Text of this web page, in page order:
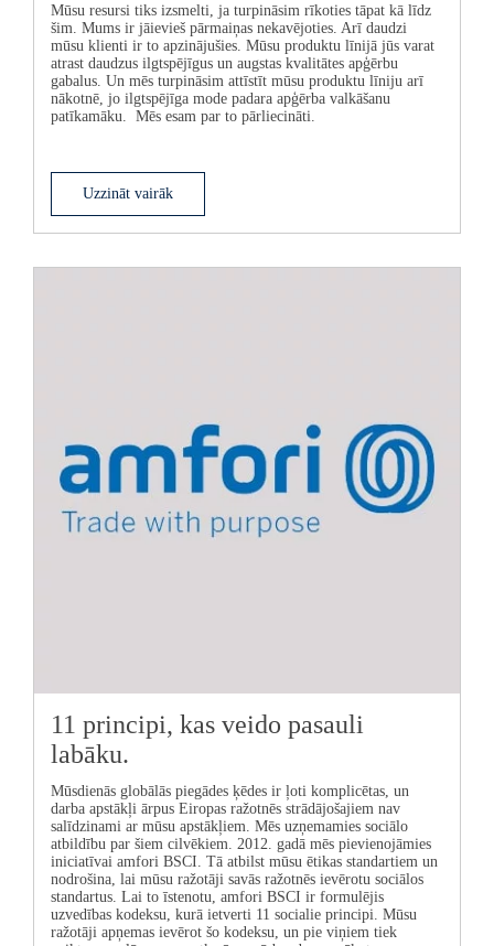
Mūsu resursi tiks izsmelti, ja turpināsim rīkoties tāpat kā līdz
šim. Mums ir jāievieš pārmaiņas nekavējoties. Arī daudzi
mūsu klienti ir to apzinājušies. Mūsu produktu līnijā jūs varat
atrast daudzus ilgtspējīgus un augstas kvalitātes apģērbu
gabalus. Un mēs turpināsim attīstīt mūsu produktu līniju arī
nākotnē, jo ilgtspējīga mode padara apģērba valkāšanu
patīkamāku. Mēs esam par to pārliecināti.
Uzzināt vairāk
11 principi, kas veido pasauli
labāku.
Mūsdienās globālās piegādes ķēdes ir ļoti komplicētas, un
darba apstākļi ārpus Eiropas ražotnēs strādājošajiem nav
salīdzinami ar mūsu apstākļiem. Mēs uzņemamies sociālo
atbildību par šiem cilvēkiem. 2012. gadā mēs pievienojāmies
iniciatīvai amfori BSCI. Tā atbilst mūsu ētikas standartiem un
nodrošina, lai mūsu ražotāji savās ražotnēs ievērotu sociālos
standartus. Lai to īstenotu, amfori BSCI ir formulējis
uzvedības kodeksu, kurā ietverti 11 socialie principi. Mūsu
ražotāji apņemas ievērot šo kodeksu, un pie viņiem tiek